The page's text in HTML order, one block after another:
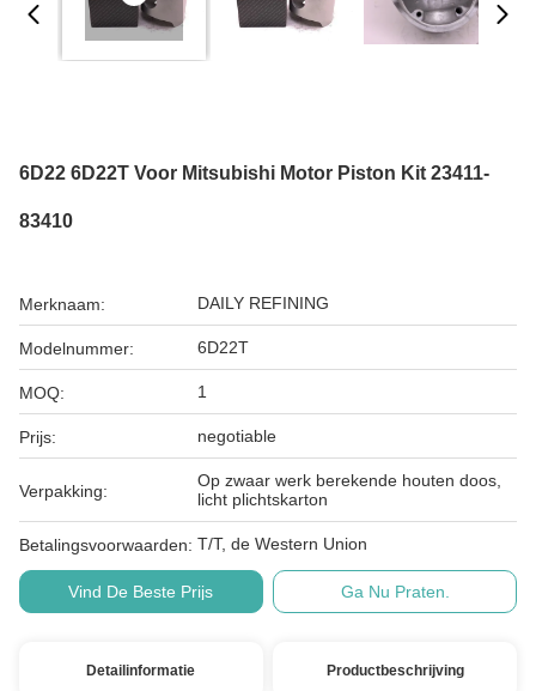
6D22 6D22T Voor Mitsubishi Motor Piston Kit 23411-
83410
Merknaam: DAILY REFINING
Modelnummer: 6D22T
MOQ: 1
Prijs: negotiable
Verpakking:
Op zwaar werk berekende houten doos,
licht plichtskarton
Betalingsvoorwaarden: T/T, de Western Union
Vind De Beste Prijs Ga Nu Praten.
Detailinformatie Productbeschrijving